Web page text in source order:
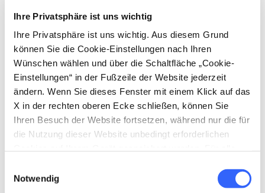
Ihre Privatsphäre ist uns wichtig
Ihre Privatsphäre ist uns wichtig. Aus diesem Grund
können Sie die Cookie-Einstellungen nach Ihren
Wünschen wählen und über die Schaltfläche „Cookie-
Einstellungen“ in der Fußzeile der Website jederzeit
ändern. Wenn Sie dieses Fenster mit einem Klick auf das
X in der rechten oberen Ecke schließen, können Sie
Ihren Besuch der Website fortsetzen, während nur die für
die Nutzung dieser Website unbedingt erforderlichen
Zustimmung.
Notwendig
Meisterschaftsgolfplatz.
Dieses Paradies der Entspannung liegt im
Herzen der südlichen Maremma und ist von
wilder und üppiger Natur umgeben: Eine
einzigartige Gegend der Toskana, in der grüne
Hügel und malerische Dörfer atemberaubende
Landschaften formen.